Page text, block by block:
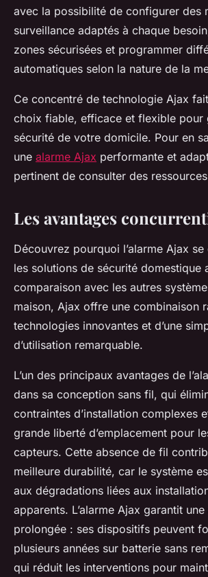
avec la possibilité de configurer des
surveillance adaptés à chaque
zones sécurisées et programmer
automatiques selon la nature de la
Ce concentré de technologie Ajax
choix fiable, efficace et flexible pour
sécurité de votre domicile. Pour en
une alarme Ajax performante et
pertinent de consulter des
Les avantages
Découvrez pourquoi l’alarme Ajax
les solutions de sécurité domestique
comparaison avec les autres
maison, Ajax offre une combinaison
technologies innovantes et d’une
d’utilisation remarquable.
L’un des principaux avantages de
dans sa conception sans fil, qui
contraintes d’installation complexes
grande liberté d’emplacement pour
capteurs. Cette absence de fil
meilleure durabilité, car le système
aux dégradations liées aux
apparents. L’alarme Ajax garantit
prolongée : ses dispositifs peuvent
plusieurs années sur batterie sans
qui réduit les interventions pour